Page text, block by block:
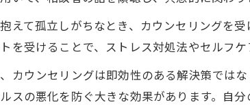
えて孤立しがちなとき、カウンセリングを
を受けることで、ストレス対処法やセルフ
カウンセリングは即効性のある解決策では
スの悪化を防ぐ大きな効果があります。自